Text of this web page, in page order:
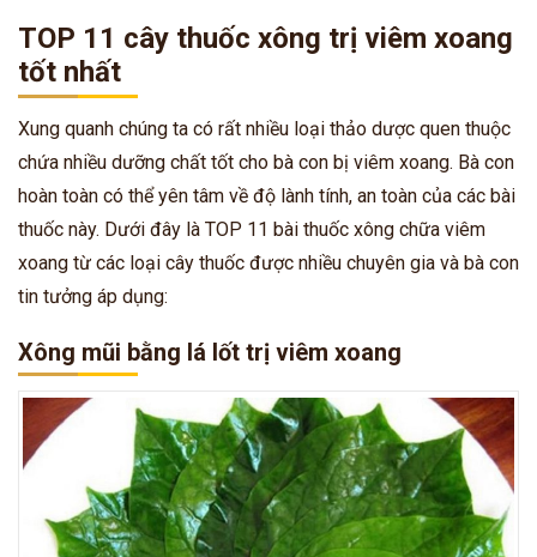
TOP 11 cây thuốc xông trị viêm xoang
tốt nhất
Xung quanh chúng ta có rất nhiều loại thảo dược quen thuộc
chứa nhiều dưỡng chất tốt cho bà con bị viêm xoang. Bà con
hoàn toàn có thể yên tâm về độ lành tính, an toàn của các bài
thuốc này. Dưới đây là TOP 11 bài thuốc xông chữa viêm
xoang từ các loại cây thuốc được nhiều chuyên gia và bà con
tin tưởng áp dụng:
Xông mũi bằng lá lốt trị viêm xoang